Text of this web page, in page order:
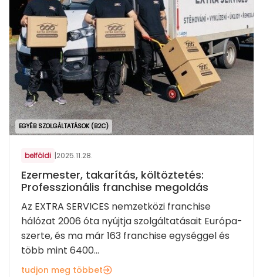
EGYÉB SZOLGÁLTATÁSOK (B2C)
belföldi |2025.11.28.
Ezermester, takarítás, költöztetés:
Professzionális franchise megoldás
Az EXTRA SERVICES nemzetközi franchise
hálózat 2006 óta nyújtja szolgáltatásait Európa-
szerte, és ma már 163 franchise egységgel és
több mint 6400...
tudjon meg többet